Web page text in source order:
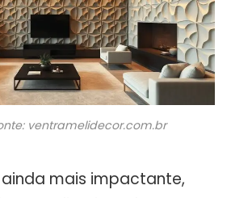
ventramelidecor.com.br
mais impactante,